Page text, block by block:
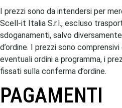
I prezzi sono da intendersi per
Scell-it Italia S.r.l., escluso
sdoganamenti, salvo
d’ordine. I prezzi sono
eventuali ordini a programma, i
fissati sulla conferma d’ordine.
PAGAMENTI